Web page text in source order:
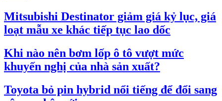
Mitsubishi Destinator giảm giá kỷ lục, giá
loạt mẫu xe khác tiếp tục lao dốc
Khi nào nên bơm lốp ô tô vượt mức
khuyến nghị của nhà sản xuất?
Toyota bỏ pin hybrid nổi tiếng để đổi sang